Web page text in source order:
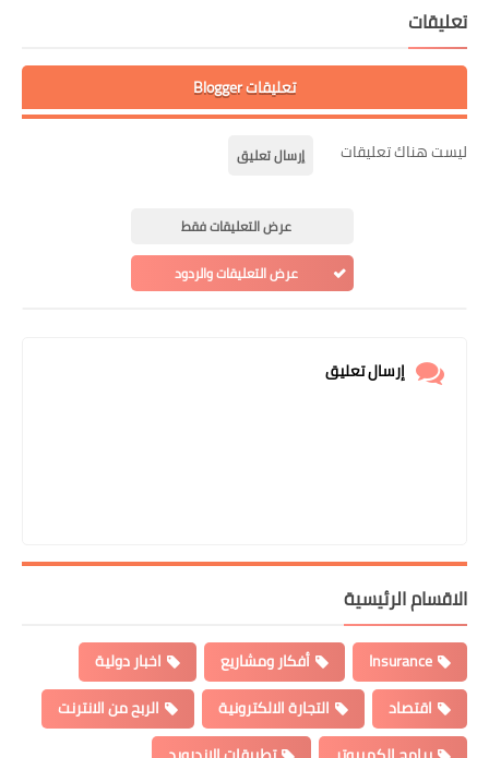
تعليقات Blogger
هناك تعليقات إرسال تعليق
عرض التعليقات فقط
عرض التعليقات والردود
إرسال تعليق
الرئيسية
Insurance أفكار ومشاريع
اخبار دولية
اقتصاد
التجارة الالكترونية
الربح من الانترنت